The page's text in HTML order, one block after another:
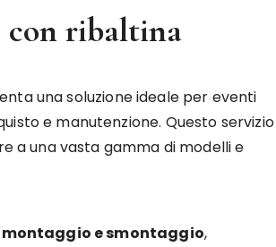
con ribaltina
una soluzione ideale per eventi
e manutenzione. Questo servizio
a una vasta gamma di modelli e
e smontaggio,